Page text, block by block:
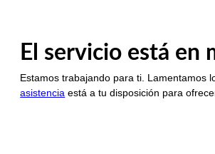
El servicio está en
Estamos trabajando para ti. Lamentamos
asistencia está a tu disposición para